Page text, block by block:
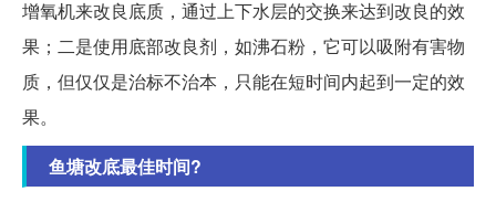
增氧机来改良底质，通过上下水层的交换来达到改良的效
果；二是使用底部改良剂，如沸石粉，它可以吸附有害物
质，但仅仅是治标不治本，只能在短时间内起到一定的效
果。
鱼塘改底最佳时间?